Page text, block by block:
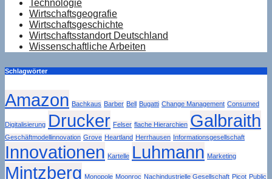
Technologie
Wirtschaftsgeografie
Wirtschaftsgeschichte
Wirtschaftsstandort Deutschland
Wissenschaftliche Arbeiten
Schlagwörter
Amazon Bachkaus Barber Bell Bugatti Change Management Consumed
Digitalisierung Drucker Felser flache Hierarchien Galbraith
Geschäftmodellinnovation Grove Heartland Herrhausen Informationsgesellschaft
Innovationen Kartelle Luhmann Marketing
Mintzberg Monopole Moonroc Nachindustrielle Gesellschaft Picot Public